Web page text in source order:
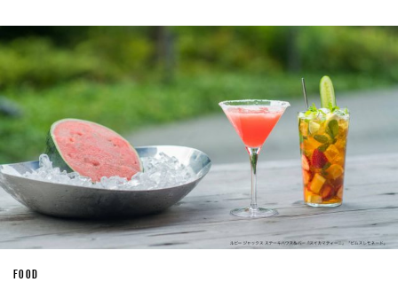
FOOD